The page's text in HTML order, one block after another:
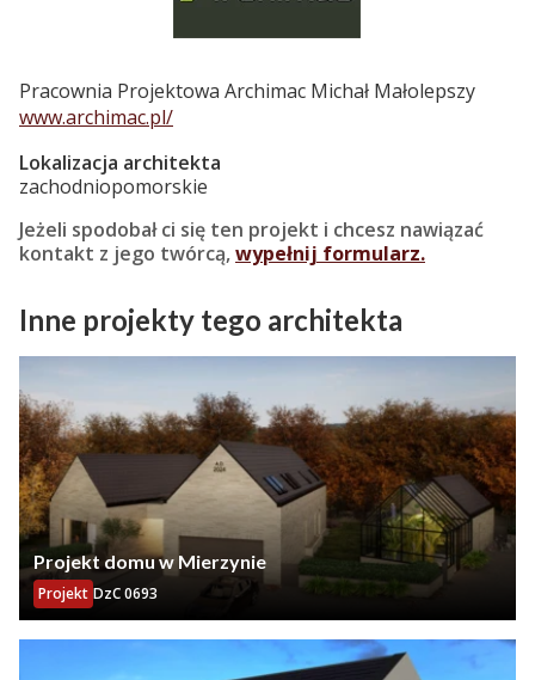
Pracownia Projektowa Archimac Michał Małolepszy
www.archimac.pl/
Lokalizacja architekta
zachodniopomorskie
Jeżeli spodobał ci się ten projekt i chcesz nawiązać
kontakt z jego twórcą,wypełnij formularz.
Inne projekty tego architekta
Projekt domu w Mierzynie
Projekt DzC 0693